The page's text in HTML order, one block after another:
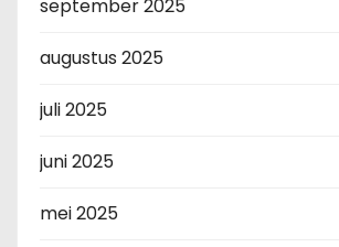
september 2025
augustus 2025
juli 2025
juni 2025
mei 2025